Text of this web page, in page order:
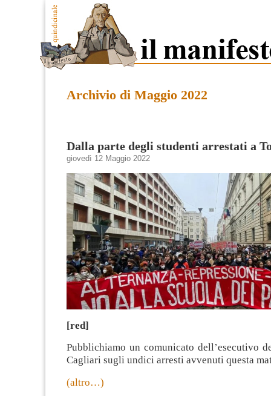
Archivio di Maggio 2022
Dalla parte degli studenti arrestati a
giovedì 12 Maggio 2022
[red]
Pubblichiamo un comunicato dell’esecutivo
Cagliari sugli undici arresti avvenuti questa
(altro…)